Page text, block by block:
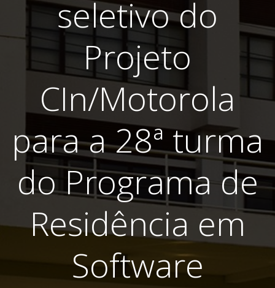
seletivo do
Projeto
CIn/Motorola
para a 28ª turma
do Programa de
Residência em
Software